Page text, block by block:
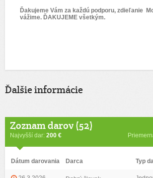
Ďakujeme Vám za každú podporu, zdieľanie
vážime. ĎAKUJEME všetkým.
Ďalšie informácie
Zoznam darov (52)
Najvyšší dar: 200 €
Dátum darovania Darca Typ